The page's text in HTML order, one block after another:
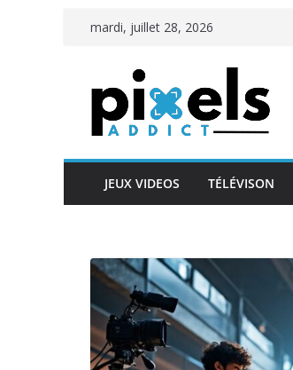
Passermardi, juillet 28, 2026
JEUX VIDEOS TÉLÉVISON